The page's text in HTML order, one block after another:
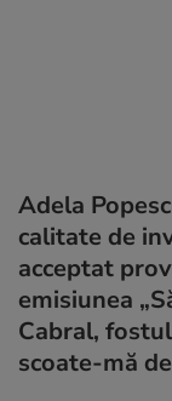
Adela
calitate de
acceptat
emisiunea
Cabral,
scoate-mă